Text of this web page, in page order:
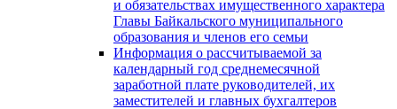
и обязательствах имущественного характера
Главы Байкальского муниципального
образования и членов его семьи
Информация о рассчитываемой за
календарный год среднемесячной
заработной плате руководителей, их
заместителей и главных бухгалтеров